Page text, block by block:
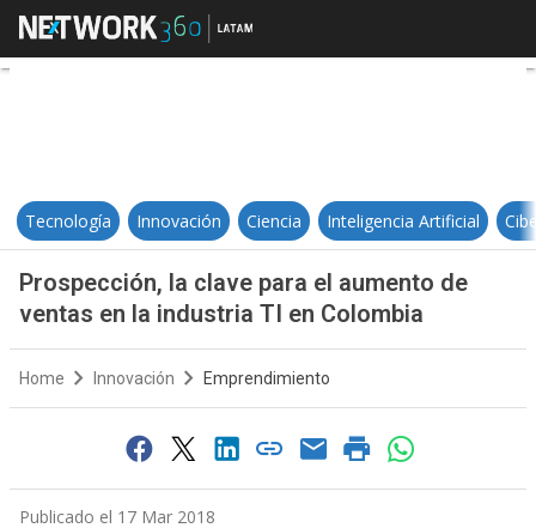
Prospección, la clave para el
Tecnología Innovación Ciencia Inteligencia Artificial
Prospección, la clave para el aumento de
ventas en la industria TI en Colombia
Home Innovación Emprendimiento
Publicado el 17 Mar 2018